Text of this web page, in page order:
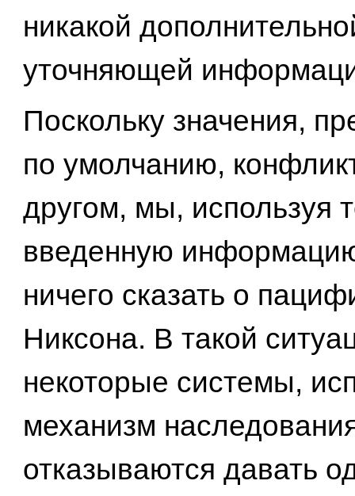
никакой
уточняющей
Поскольку значения,
по умолчанию,
другом, мы, используя
введенную
ничего сказать о
Никсона. В такой
некоторые системы,
механизм
отказываются давать